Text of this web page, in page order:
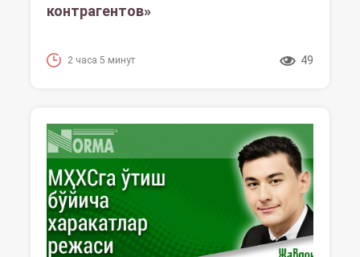
контрагентов»
2 часа 5 минут 49